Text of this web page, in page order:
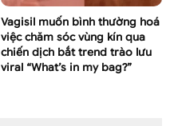
Vagisil muốn bình thường hoá
việc chăm sóc vùng kín qua
chiến dịch bắt trend trào lưu
viral “What’s in my bag?”